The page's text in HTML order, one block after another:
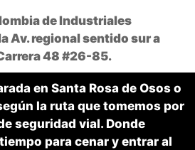
de Industriales
Av. regional sentido sur a
48 #26-85.
en Santa Rosa de Osos o
la ruta que tomemos por
seguridad vial. Donde
para cenar y entrar al